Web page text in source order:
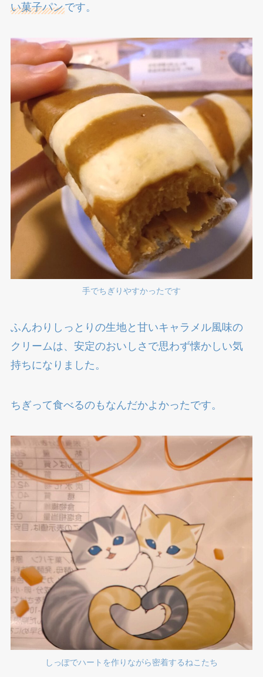
い菓子パンです。
手でちぎりやすかったです
ふんわりしっとりの生地と甘いキャラメル風味の
クリームは、安定のおいしさで思わず懐かしい気
持ちになりました。
ちぎって食べるのもなんだかよかったです。
しっぽでハートを作りながら密着するねこたち